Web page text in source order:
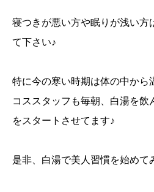
寝つきが悪い方や眠りが浅い方
て下さい♪
特に今の寒い時期は体の中から
コススタッフも毎朝、白湯を飲
をスタートさせてます♪
是非、白湯で美人習慣を始めて